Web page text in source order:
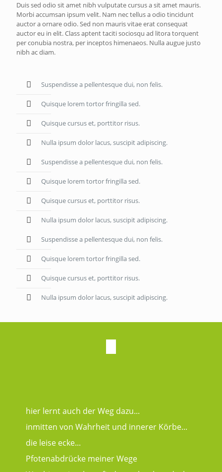
Duis sed odio sit amet nibh vulputate cursus a sit amet mauris.
Morbi accumsan ipsum velit. Nam nec tellus a odio tincidunt
auctor a ornare odio. Sed non mauris vitae erat consequat
auctor eu in elit. Class aptent taciti sociosqu ad litora torquent
per conubia nostra, per inceptos himenaeos. Nulla augue justo
nibh ac diam.
Suspendisse a pellentesque dui, non felis.
Quisque lorem tortor fringilla sed.
Quisque cursus et, porttitor risus.
Nulla ipsum dolor lacus, suscipit adipiscing.
Suspendisse a pellentesque dui, non felis.
Quisque lorem tortor fringilla sed.
Quisque cursus et, porttitor risus.
Nulla ipsum dolor lacus, suscipit adipiscing.
Suspendisse a pellentesque dui, non felis.
Quisque lorem tortor fringilla sed.
Quisque cursus et, porttitor risus.
Nulla ipsum dolor lacus, suscipit adipiscing.
hier lernt auch der Weg dazu...
inmitten von Wahrheit und innerer Körbe...
die leise ecke...
Pfotenabdrücke meiner Wege